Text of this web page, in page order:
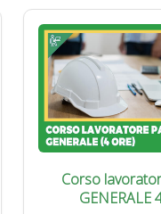
Corso
GENERALE